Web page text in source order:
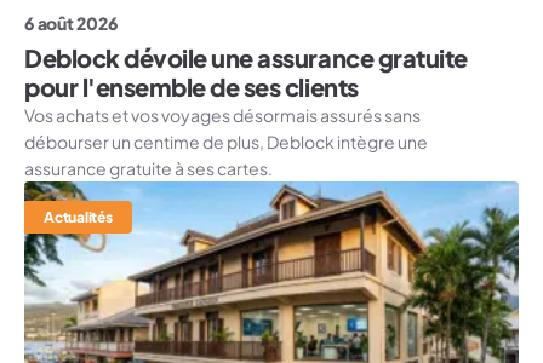
6 août 2026
Deblock dévoile une assurance gratuite
pour l'ensemble de ses clients
Vos achats et vos voyages désormais assurés sans
débourser un centime de plus, Deblock intègre une
assurance gratuite à ses cartes.
Actualités